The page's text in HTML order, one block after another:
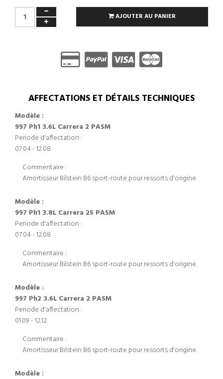
AJOUTER AU PANIER
AFFECTATIONS ET DÉTAILS TECHNIQUES
Modèle :
997 Ph1 3.6L Carrera 2 PASM
Periode d'affectation :
07.04 - 12.08
Commentaire :
Amortisseur Bilstein B6 sport-route pour ressorts d'origine.
Modèle :
997 Ph1 3.8L Carrera 2S PASM
Periode d'affectation :
07.04 - 12.08
Commentaire :
Amortisseur Bilstein B6 sport-route pour ressorts d'origine.
Modèle :
997 Ph2 3.6L Carrera 2 PASM
Periode d'affectation :
01.09 - 12.12
Commentaire :
Amortisseur Bilstein B6 sport-route pour ressorts d'origine.
Modèle :